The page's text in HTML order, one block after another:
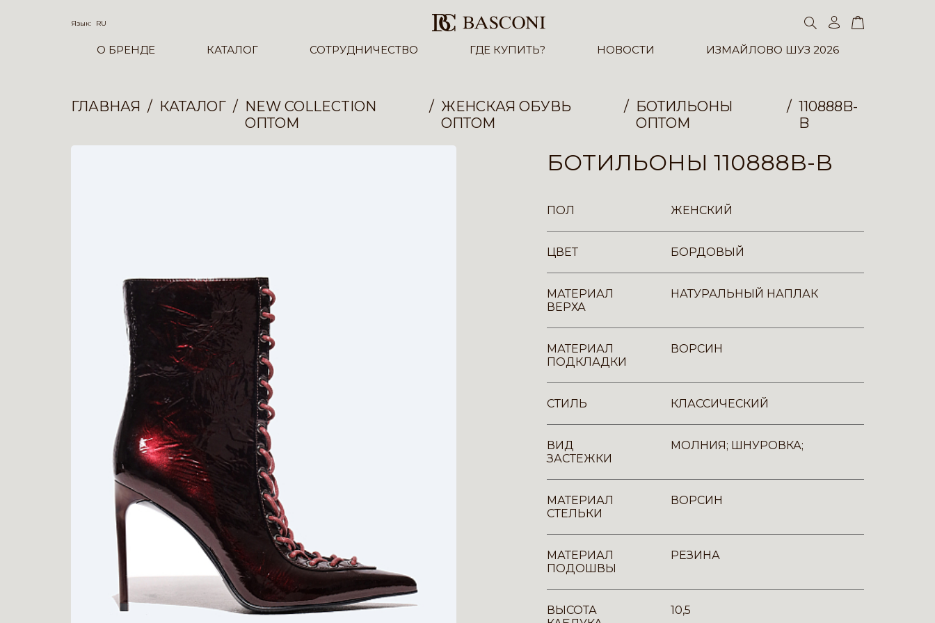
Язык: RU
О БРЕНДЕ КАТАЛОГ СОТРУДНИЧЕСТВО ГДЕ КУПИТЬ? НОВОСТИ ИЗМАЙЛОВО ШУЗ 2026
ГЛАВНАЯ КАТАЛОГ
NEW COLLECTION
ОПТОМ
ЖЕНСКАЯ ОБУВЬ
ОПТОМ
БОТИЛЬОНЫ
ОПТОМ
110888B-
B
БОТИЛЬОНЫ 110888B-B
ПОЛ ЖЕНСКИЙ
ЦВЕТ БОРДОВЫЙ
МАТЕРИАЛ
ВЕРХА
НАТУРАЛЬНЫЙ НАПЛАК
МАТЕРИАЛ
ПОДКЛАДКИ
ВОРСИН
СТИЛЬ КЛАССИЧЕСКИЙ
ВИД
ЗАСТЕЖКИ
МОЛНИЯ; ШНУРОВКА;
МАТЕРИАЛ
СТЕЛЬКИ
ВОРСИН
МАТЕРИАЛ
ПОДОШВЫ
РЕЗИНА
ВЫСОТА
10,5